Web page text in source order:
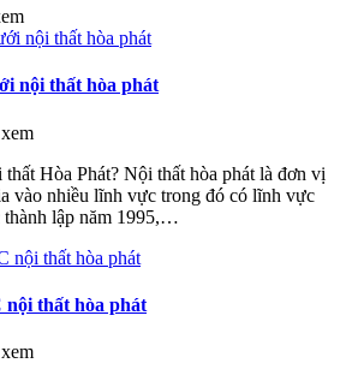
nội thất hòa phát
Hòa Phát? Nội thất hòa phát là đơn vị
vào nhiều lĩnh vực trong đó có lĩnh vực
lập năm 1995,…
nội thất hòa phát